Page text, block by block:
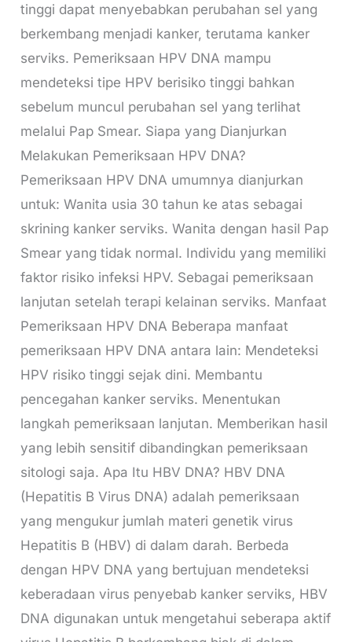
tinggi dapat menyebabkan perubahan sel yang
berkembang menjadi kanker, terutama kanker
serviks. Pemeriksaan HPV DNA mampu
mendeteksi tipe HPV berisiko tinggi bahkan
sebelum muncul perubahan sel yang terlihat
melalui Pap Smear. Siapa yang Dianjurkan
Melakukan Pemeriksaan HPV DNA?
Pemeriksaan HPV DNA umumnya dianjurkan
untuk: Wanita usia 30 tahun ke atas sebagai
skrining kanker serviks. Wanita dengan hasil Pap
Smear yang tidak normal. Individu yang memiliki
faktor risiko infeksi HPV. Sebagai pemeriksaan
lanjutan setelah terapi kelainan serviks. Manfaat
Pemeriksaan HPV DNA Beberapa manfaat
pemeriksaan HPV DNA antara lain: Mendeteksi
HPV risiko tinggi sejak dini. Membantu
pencegahan kanker serviks. Menentukan
langkah pemeriksaan lanjutan. Memberikan hasil
yang lebih sensitif dibandingkan pemeriksaan
sitologi saja. Apa Itu HBV DNA? HBV DNA
(Hepatitis B Virus DNA) adalah pemeriksaan
yang mengukur jumlah materi genetik virus
Hepatitis B (HBV) di dalam darah. Berbeda
dengan HPV DNA yang bertujuan mendeteksi
keberadaan virus penyebab kanker serviks, HBV
DNA digunakan untuk mengetahui seberapa aktif